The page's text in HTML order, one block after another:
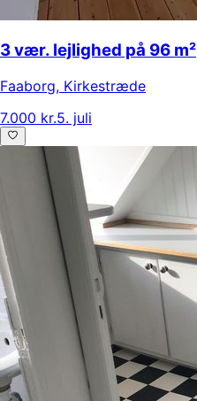
3 vær. lejlighed på 96 m²
Faaborg, Kirkestræde
7.000 kr.5. juli